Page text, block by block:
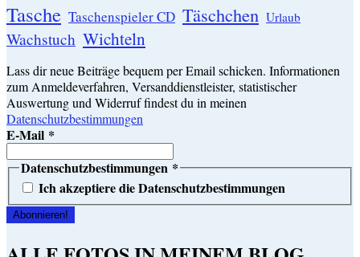
Tasche Taschenspieler CD Täschchen Urlaub
Wachstuch Wichteln
Lass dir neue Beiträge bequem per Email schicken. Informationen
zum Anmeldeverfahren, Versanddienstleister, statistischer
Auswertung und Widerruf findest du in meinen
Datenschutzbestimmungen
E-Mail *
Datenschutzbestimmungen *
Ich akzeptiere die Datenschutzbestimmungen